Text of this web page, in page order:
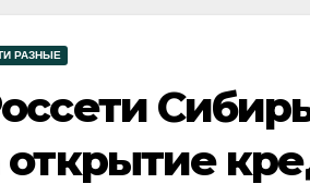
РАЗНЫЕ
открытие